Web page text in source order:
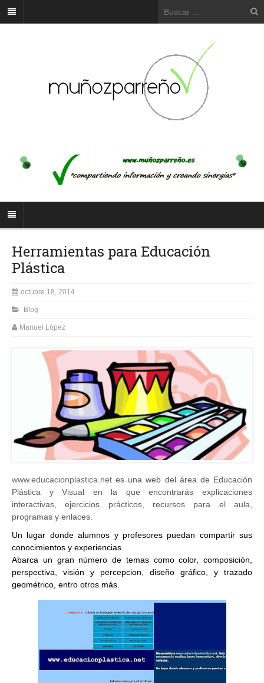
Herramientas para Educación
Plástica
octubre 18, 2014
Blog
Manuel López
www.educacionplastica.net es una web del área de Educación
Plástica y Visual en la que encontrarás explicaciones
interactivas, ejercicios prácticos, recursos para el aula,
programas y enlaces.
Un lugar donde alumnos y profesores puedan compartir sus
conocimientos y experiencias.
Abarca un gran número de temas como color, composición,
perspectiva, visión y percepcion, diseño gráfico, y trazado
geométrico, entro otros más.